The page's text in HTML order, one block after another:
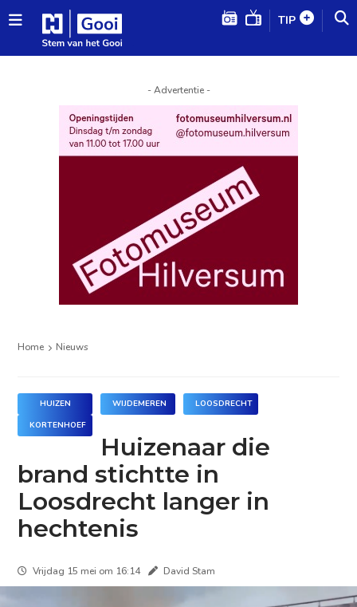
TIP
- Advertentie -
Home Nieuws
HUIZEN WIJDEMEREN
LOOSDRECHT
KORTENHOEF
Huizenaar die
brand stichtte in
Loosdrecht langer in
hechtenis
Vrijdag 15 mei om 16:14 David Stam